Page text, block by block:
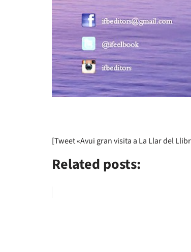
[Tweet «Avui gran visita a La Llar del
Related posts: